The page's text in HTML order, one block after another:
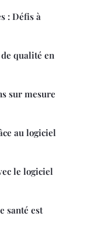
: Défis à
qualité en
sur mesure
au logiciel
le logiciel
santé est